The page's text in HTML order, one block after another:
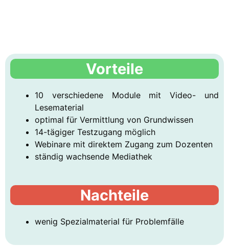
Vorteile
10 verschiedene Module mit Video- und
Lesematerial
optimal für Vermittlung von Grundwissen
14-tägiger Testzugang möglich
Webinare mit direktem Zugang zum Dozenten
ständig wachsende Mediathek
Nachteile
wenig Spezialmaterial für Problemfälle